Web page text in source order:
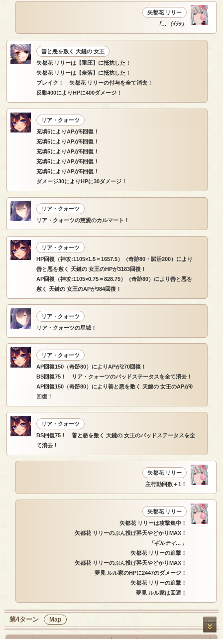
矢都花 リリー
「…（ｲﾗｯ」
善と悪を敷く 天鍵の 女王
矢都花 リリーは【重圧】に抵抗した！
矢都花 リリーは【奈落】に抵抗した！
ブレイク！ 矢都花 リリーの付与を全て消去！
反動400によりHPに400ダメージ！
リア・クォーツ
充填5によりAPが5回復！
充填5によりAPが5回復！
充填5によりAPが5回復！
充填5によりAPが5回復！
充填5によりAPが5回復！
ダメージ30によりHPに30ダメージ！
リア・クォーツ
リア・クォーツの慈愛のカルマート！
リア・クォーツ
HP回復（神攻:1105×1.5＝1657.5）（奇跡80・賦活200）により
善と悪を敷く 天鍵の 女王のHPが3183回復！
AP回復（神攻:1105×0.75＝828.75）（奇跡80）により善と悪を
敷く 天鍵の 女王のAPが984回復！
リア・クォーツ
リア・クォーツの星域！
リア・クォーツ
AP回復150（奇跡80）によりAPが270回復！
BS回復75！ リア・クォーツのバッドステータスを全て消去！
AP回復150（奇跡80）により善と悪を敷く 天鍵の 女王のAPが0
回復！
リア・クォーツ
BS回復75！ 善と悪を敷く 天鍵の 女王のバッドステータスを全
て消去！
矢都花 リリー
主行動回数＋1！
矢都花 リリー
矢都花 リリーは攻撃集中！
矢都花 リリーのぶん投げ昇天やどかりMAX！
「ギルティ…」
矢都花 リリーの追撃！
矢都花 リリーのぶん投げ昇天やどかりMAX！
夢見 ルル家のHPに2447のダメージ！
矢都花 リリーの追撃！
夢見 ルル家は回避！
第4ターン Map